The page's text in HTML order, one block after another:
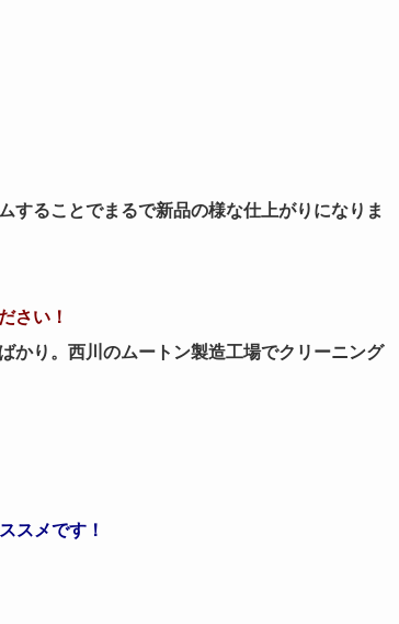
ることでまるで新品の様な仕上がりになりま
さい！
り。西川のムートン製造工場でクリーニング
スメです！